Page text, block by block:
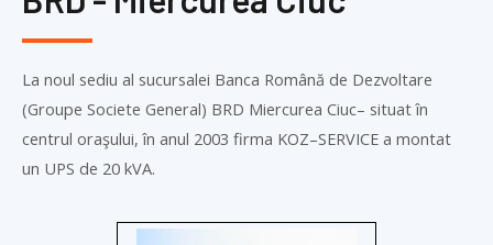
La noul sediu al sucursalei Banca Română de Dezvoltare
(Groupe Societe General) BRD Miercurea Ciuc– situat în
centrul oraşului, în anul 2003 firma KOZ–SERVICE a montat
un UPS de 20 kVA.